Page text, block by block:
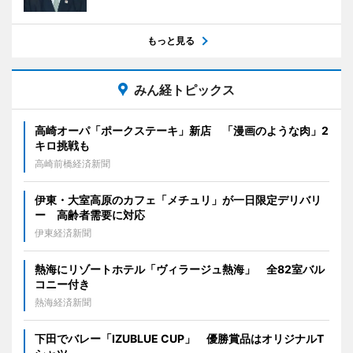
もっと見る
みん経トピックス
高崎オーパ「ポークステーキ」新店 「漫画のような肉」2
キロ挑戦も
高崎前橋経済新聞
伊東・大室高原のカフェ「メチュリ」が一日限定デリバリ
ー 高齢者需要に対応
伊東経済新聞
熱海にリゾートホテル「ヴィラージュ熱海」 全82室バル
コニー付き
熱海経済新聞
下田でバレー「IZUBLUE CUP」 優勝賞品はオリジナルT